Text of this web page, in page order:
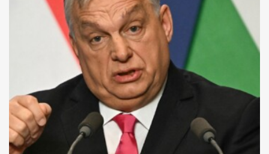
Orbán Viktorért tartanak
szentmisét a születésnapján
Budapesten